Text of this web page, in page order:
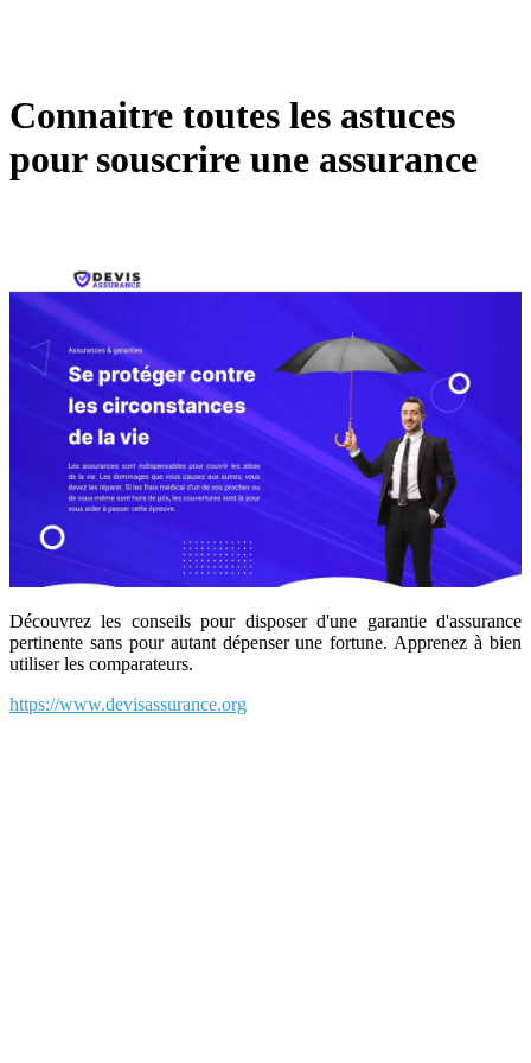
Connaitre toutes les astuces
pour souscrire une assurance
Découvrez les conseils pour disposer d'une garantie d'assurance
pertinente sans pour autant dépenser une fortune. Apprenez à bien
utiliser les comparateurs.
https://www.devisassurance.org